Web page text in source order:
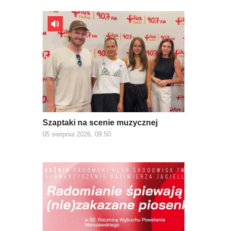
Szaptaki na scenie muzycznej
05 sierpnia 2026, 09:50